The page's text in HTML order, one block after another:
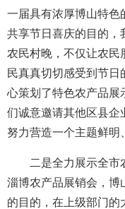
一届具有浓厚博山特色
共享节日喜庆的目的，
农民村晚，不仅让农民
民真真切切感受到节
心策划了特色农产品展
们诚意邀请其他区县企
努力营造一个主题鲜明
二是全力展示全市
淄博农产品展销会，博
的目的，在上级部门